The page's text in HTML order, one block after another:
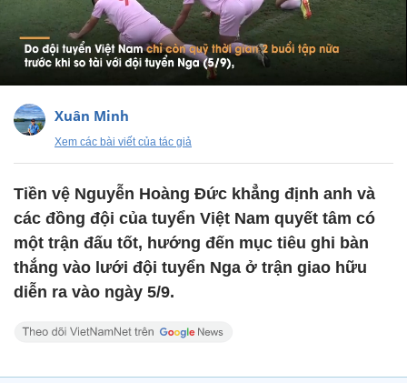
Xuân Minh
Xem các bài viết của tác giả
Tiền vệ Nguyễn Hoàng Đức khẳng định anh và
các đồng đội của tuyển Việt Nam quyết tâm có
một trận đấu tốt, hướng đến mục tiêu ghi bàn
thắng vào lưới đội tuyển Nga ở trận giao hữu
diễn ra vào ngày 5/9.